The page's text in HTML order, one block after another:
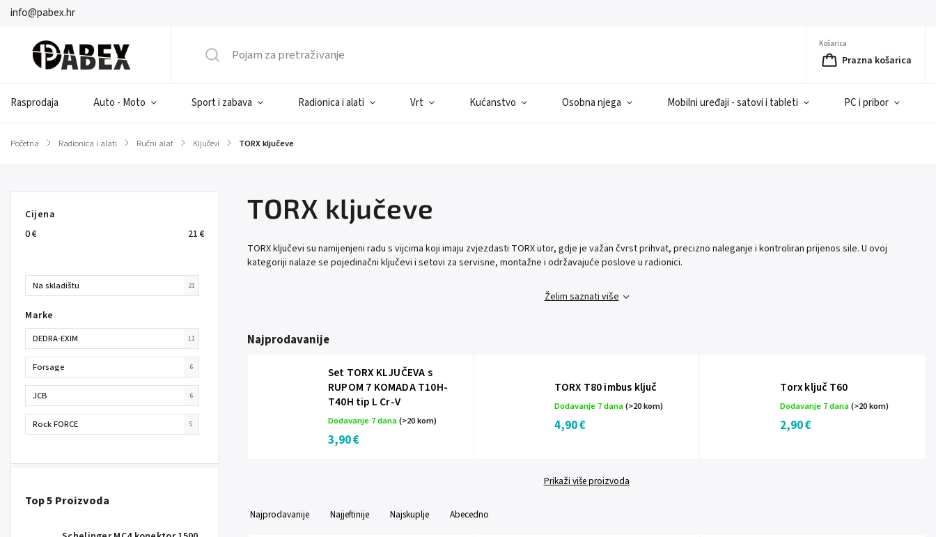
info@pabex.hr
Košarica
Prazna košarica
Rasprodaja Auto - Moto Sport i zabava Radionica i alati Vrt Kućanstvo Osobna njega Mobilni uređaji - satovi i tableti PC i pribor
Početna / Radionica i alati / Ručni alat / Ključevi / TORX ključeve
Cijena
0€ 21€
Na skladištu 21
Marke
DEDRA-EXIM 11
Forsage 6
JCB 6
Rock FORCE 5
Top 5 Proizvoda
TORX ključeve
TORX ključevi su namijenjeni radu s vijcima koji imaju zvjezdasti TORX utor, gdje je važan čvrst prihvat, precizno naleganje i kontroliran prijenos sile. U ovoj
kategoriji nalaze se pojedinačni ključevi i setovi za servisne, montažne i održavajuće poslove u radionici.
Želim saznati više
Najprodavanije
Set TORX KLJUČEVA s
RUPOM 7 KOMADA T10H-
T40H tip L Cr-V
Dodavanje 7 dana(>20 kom)
3,90 €
TORX T80 imbus ključ
Dodavanje 7 dana(>20 kom)
4,90 €
Torx ključ T60
Dodavanje 7 dana(>20 kom)
2,90 €
Prikaži više proizvoda
Najprodavanije Najjeftinije Najskuplje Abecedno